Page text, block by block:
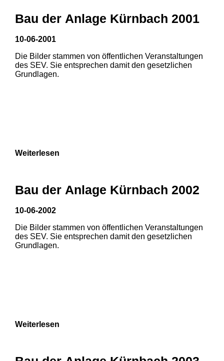
Bau der Anlage Kürnbach 2001
10-06-2001
Die Bilder stammen von öffentlichen Veranstaltungen
des SEV. Sie entsprechen damit den gesetzlichen
Grundlagen.
Weiterlesen
Bau der Anlage Kürnbach 2002
10-06-2002
Die Bilder stammen von öffentlichen Veranstaltungen
des SEV. Sie entsprechen damit den gesetzlichen
Grundlagen.
Weiterlesen